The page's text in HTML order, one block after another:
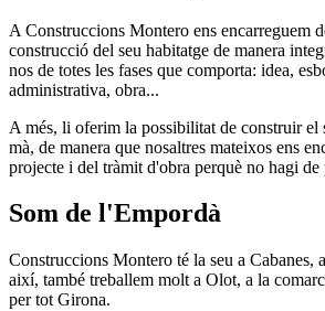
A Construccions Montero ens encarreguem
construcció del seu habitatge de manera
nos de totes les fases que comporta: idea,
administrativa, obra...
A més, li oferim la possibilitat de construir el
mà, de manera que nosaltres mateixos ens
projecte i del tràmit d'obra perquè no hagi de
Som de l'Empordà
Construccions Montero té la seu a Cabanes,
així, també treballem molt a Olot, a la
per tot Girona.